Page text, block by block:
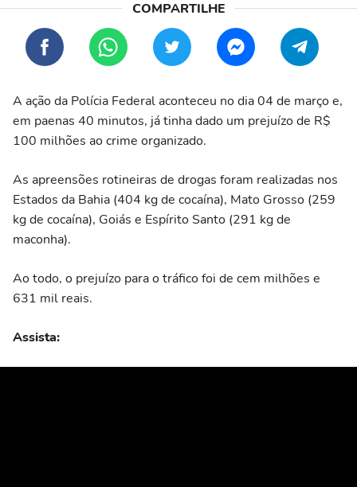
A ação da Polícia Federal aconteceu no dia 04 de março e,
em paenas 40 minutos, já tinha dado um prejuízo de R$
100 milhões ao crime organizado.
As apreensões rotineiras de drogas foram realizadas nos
Estados da Bahia (404 kg de cocaína), Mato Grosso (259
kg de cocaína), Goiás e Espírito Santo (291 kg de
maconha).
Ao todo, o prejuízo para o tráfico foi de cem milhões e
631 mil reais.
Assista: